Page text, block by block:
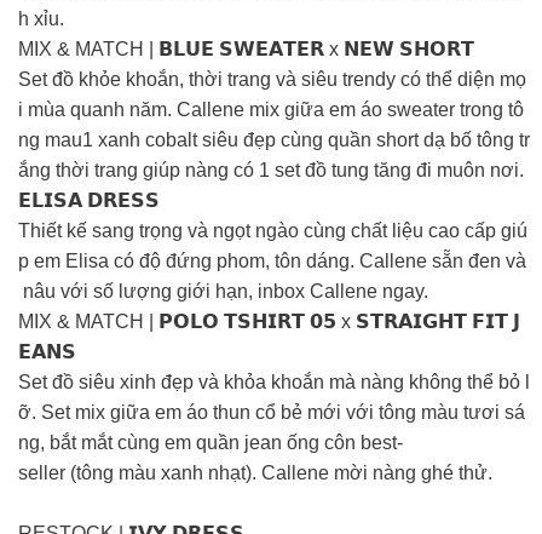
h xỉu.
MIX & MATCH | 𝗕𝗟𝗨𝗘 𝗦𝗪𝗘𝗔𝗧𝗘𝗥 x 𝗡𝗘𝗪 𝗦𝗛𝗢𝗥𝗧
Set đồ khỏe khoắn, thời trang và siêu trendy có thể diện mọ
i mùa quanh năm. Callene mix giữa em áo sweater trong tô
ng mau1 xanh cobalt siêu đẹp cùng quần short dạ bố tông tr
ắng thời trang giúp nàng có 1 set đồ tung tăng đi muôn nơi.
𝗘𝗟𝗜𝗦𝗔 𝗗𝗥𝗘𝗦𝗦
Thiết kế sang trọng và ngọt ngào cùng chất liệu cao cấp giú
p em Elisa có độ đứng phom, tôn dáng. Callene sẵn đen và
nâu với số lượng giới hạn, inbox Callene ngay.
MIX & MATCH | 𝗣𝗢𝗟𝗢 𝗧𝗦𝗛𝗜𝗥𝗧 𝟬𝟱 x 𝗦𝗧𝗥𝗔𝗜𝗚𝗛𝗧 𝗙𝗜𝗧 𝗝
𝗘𝗔𝗡𝗦
Set đồ siêu xinh đẹp và khỏa khoắn mà nàng không thể bỏ l
ỡ. Set mix giữa em áo thun cổ bẻ mới với tông màu tươi sá
ng, bắt mắt cùng em quần jean ống côn best-
seller (tông màu xanh nhạt). Callene mời nàng ghé thử.